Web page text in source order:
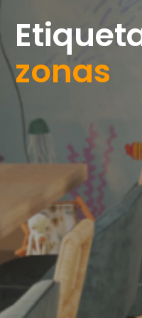
zonas